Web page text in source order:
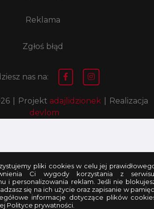
Reklama
Zgłoś błąd
nas na:
Projekt adajlidzionek
Realizacja
devlom
pliki cookies w celu jej
Ci wygody korzystania z
i personalizowania reklam. Jeśli nie
się na ich użycie oraz zapisanie w
informacje dotyczące plików
Polityce prywatności.